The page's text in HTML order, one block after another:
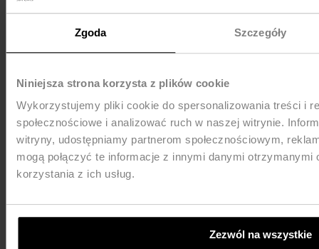
Zgoda Szczegóły
Niniejsza strona korzysta z plików cookie
Wykorzystujemy pliki cookie do spersonalizowania treści i
społecznościowe i analizować ruch w naszej witrynie.
witryny, udostępniamy partnerom społecznościowym,
mogą połączyć te informacje z innymi danymi
korzystania z ich usług.
Zezwól na wszystkie
MEDIA e-mail:pr@nife.pl
WYSYŁKA